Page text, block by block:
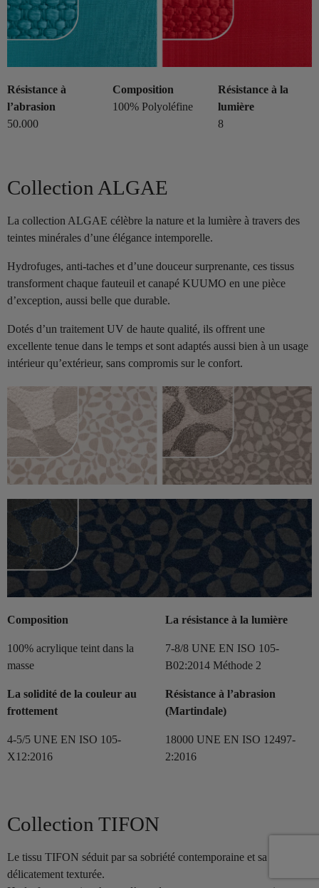
Résistance à
l’abrasion
50.000
Composition
100% Polyoléfine
Résistance à la
lumière
8
Collection ALGAE
La collection ALGAE célèbre la nature et la lumière à travers des
teintes minérales d’une élégance intemporelle.
Hydrofuges, anti-taches et d’une douceur surprenante, ces tissus
transforment chaque fauteuil et canapé KUUMO en une pièce
d’exception, aussi belle que durable.
Dotés d’un traitement UV de haute qualité, ils offrent une
excellente tenue dans le temps et sont adaptés aussi bien à un usage
intérieur qu’extérieur, sans compromis sur le confort.
Composition
100% acrylique teint dans la
masse
La solidité de la couleur au
frottement
4-5/5 UNE EN ISO 105-
X12:2016
La résistance à la lumière
7-8/8 UNE EN ISO 105-
B02:2014 Méthode 2
Résistance à l’abrasion
(Martindale)
18000 UNE EN ISO 12497-
2:2016
Collection TIFON
Le tissu TIFON séduit par sa sobriété contemporaine et sa texture
délicatement texturée.